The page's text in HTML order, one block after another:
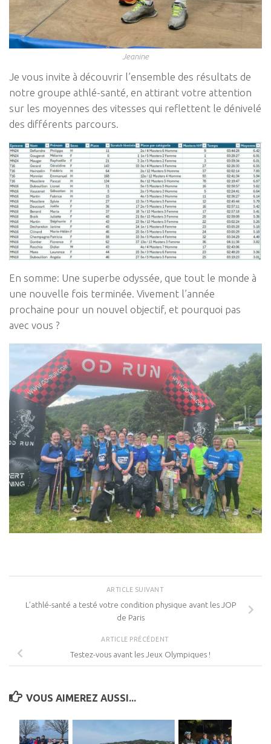
Jeanine
Je vous invite à découvrir l’ensemble des résultats de
notre groupe athlé-santé, en attirant votre attention
sur les moyennes des vitesses qui reflettent le dénivelé
des différents parcours.
En somme: Une superbe odyssée, que tout le monde à
une nouvelle fois terminée. Vivement l’année
prochaine pour un nouvel objectif, et pourquoi pas
avec vous ?
ARTICLE SUIVANT
L’athlé-santé a testé votre condition physique avant les JOP
de Paris
ARTICLE PRÉCÉDENT
Testez-vous avant les Jeux Olympiques !
VOUS AIMEREZ AUSSI...